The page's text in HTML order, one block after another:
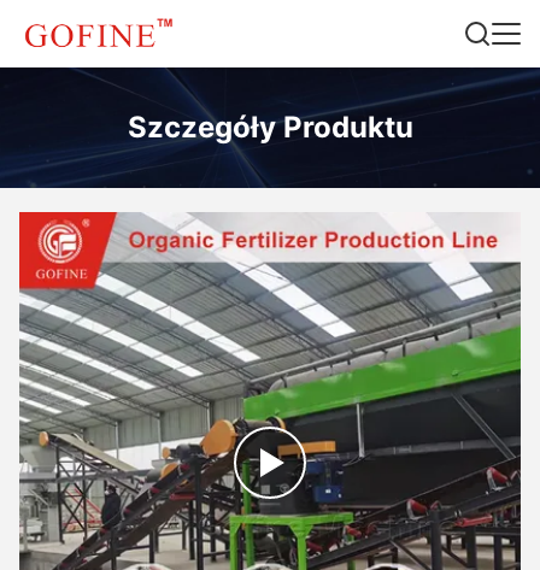
Szczegóły Produktu